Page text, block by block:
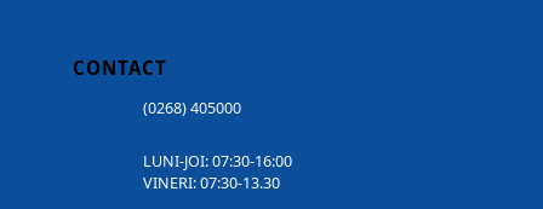
CONTACT
(0268) 405000
LUNI-JOI: 07:30-16:00
VINERI: 07:30-13.30